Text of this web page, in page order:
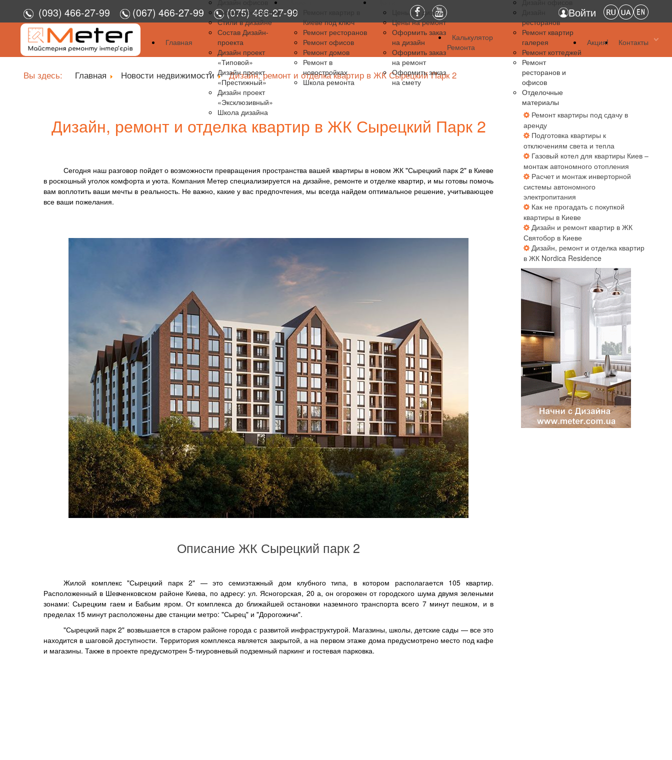
(093) 466-27-99 (067) 466-27-99 (075) 466-27-99 Войти
Главная
Дизайн ресторанов
Стили в дизайне
Состав Дизайн-
проекта
Дизайн проект
«Типовой»
Дизайн проект
«Престижный»
Дизайн проект
«Эксклюзивный»
Школа дизайна
Киеве под ключ
Ремонт ресторанов
Ремонт офисов
Ремонт домов
Ремонт в
новостройках
Школа ремонта
Цены на дизайн
Цены на ремонт
Оформить заказ
на дизайн
Оформить заказ
на ремонт
Оформить заказ
на смету
Калькулятор
Ремонта
ресторанов
Ремонт квартир
галерея
Ремонт коттеджей
Ремонт
ресторанов и
офисов
Отделочные
материалы
Акция! Контакты
Вы здесь: Главная Новости недвижимости Дизайн, ремонт и отделка квартир в ЖК Сырецкий Парк 2
Дизайн, ремонт и отделка квартир в ЖК Сырецкий Парк 2
Сегодня наш разговор пойдет о возможности превращения пространства вашей квартиры в новом ЖК "Сырецкий парк 2" в Киеве
в роскошный уголок комфорта и уюта. Компания Метер специализируется на дизайне, ремонте и отделке квартир, и мы готовы помочь
вам воплотить ваши мечты в реальность. Не важно, какие у вас предпочтения, мы всегда найдем оптимальное решение, учитывающее
все ваши пожелания.
Описание ЖК Сырецкий парк 2
Жилой комплекс "Сырецкий парк 2" — это семиэтажный дом клубного типа, в котором располагается 105 квартир.
Расположенный в Шевченковском районе Киева, по адресу: ул. Ясногорская, 20 а, он огорожен от городского шума двумя зелеными
зонами: Сырецким гаем и Бабьим яром. От комплекса до ближайшей остановки наземного транспорта всего 7 минут пешком, и в
пределах 15 минут расположены две станции метро: "Сырец" и "Дорогожичи".
"Сырецкий парк 2" возвышается в старом районе города с развитой инфраструктурой. Магазины, школы, детские сады — все это
находится в шаговой доступности. Территория комплекса является закрытой, а на первом этаже дома предусмотрено место под кафе
и магазины. Также в проекте предусмотрен 5-тиуровневый подземный паркинг и гостевая парковка.
Ремонт квартиры под сдачу в
аренду
Подготовка квартиры к
отключениям света и тепла
Газовый котел для квартиры Киев –
монтаж автономного отопления
Расчет и монтаж инверторной
системы автономного
электропитания
Как не прогадать с покупкой
квартиры в Киеве
Дизайн и ремонт квартир в ЖК
Святобор в Киеве
Дизайн, ремонт и отделка квартир
в ЖК Nordica Residence